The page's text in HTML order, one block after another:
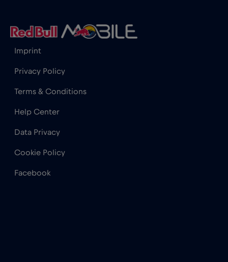
Imprint
Privacy Policy
Terms & Conditions
Help Center
Data Privacy
Cookie Policy
Facebook